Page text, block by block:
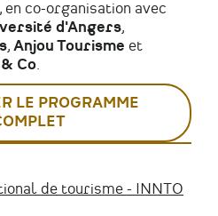
, en co-organisation avec
d'Angers,
, Anjou Tourisme et
Co.
LE PROGRAMME
de tourisme - INNTO